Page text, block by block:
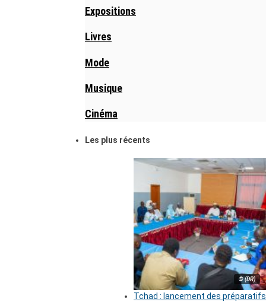
Expositions
Livres
Mode
Musique
Cinéma
Les plus récents
© (DR)
Tchad : lancement des préparatifs